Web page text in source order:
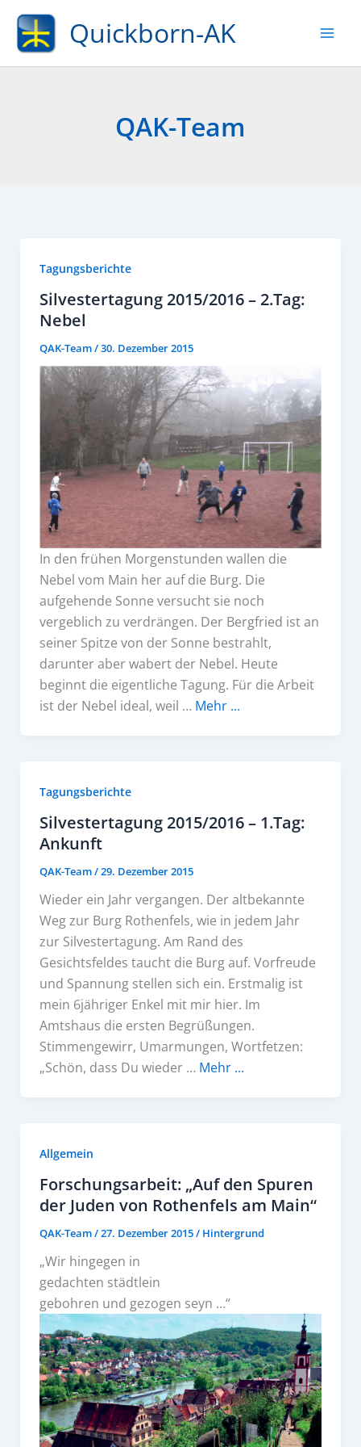
Zum
Inhalt
springen
Quickborn-AK
QAK-Team
Tagungsberichte
Silvestertagung 2015/2016 – 2.Tag:
Nebel
QAK-Team/30. Dezember 2015
In den frühen Morgenstunden wallen die
Nebel vom Main her auf die Burg. Die
aufgehende Sonne versucht sie noch
vergeblich zu verdrängen. Der Bergfried ist an
seiner Spitze von der Sonne bestrahlt,
darunter aber wabert der Nebel. Heute
beginnt die eigentliche Tagung. Für die Arbeit
ist der Nebel ideal, weil … Mehr ...
Tagungsberichte
Silvestertagung 2015/2016 – 1.Tag:
Ankunft
QAK-Team/29. Dezember 2015
Wieder ein Jahr vergangen. Der altbekannte
Weg zur Burg Rothenfels, wie in jedem Jahr
zur Silvestertagung. Am Rand des
Gesichtsfeldes taucht die Burg auf. Vorfreude
und Spannung stellen sich ein. Erstmalig ist
mein 6jähriger Enkel mit mir hier. Im
Amtshaus die ersten Begrüßungen.
Stimmengewirr, Umarmungen, Wortfetzen:
„Schön, dass Du wieder … Mehr ...
Allgemein
Forschungsarbeit: „Auf den Spuren
der Juden von Rothenfels am Main“
QAK-Team/27. Dezember 2015/ Hintergrund
„Wir hingegen in
gedachten städtlein
gebohren und gezogen seyn …“